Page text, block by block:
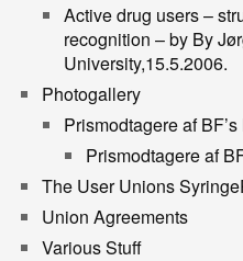
Active drug users –
recognition – by By
University,15.5.2006.
Photogallery
Prismodtagere af
Prismodtagere af
The User Unions
Union Agreements
Various Stuff